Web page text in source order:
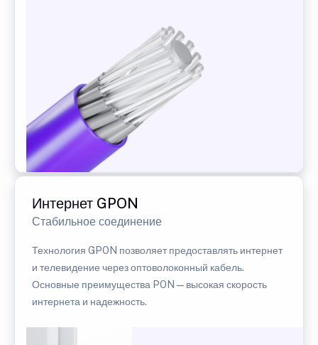
Интернет GPON
Стабильное соединение
Технология GPON позволяет предоставлять интернет
и телевидение через оптоволоконный кабель.
Основные преимущества PON — высокая скорость
интернета и надежность.